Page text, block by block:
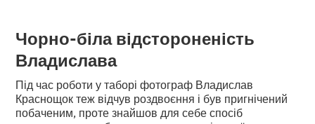
Чорно-біла відстороненість
Владислава
Під час роботи у таборі фотограф Владислав
Краснощок теж відчув роздвоєння і був пригнічений
побаченим, проте знайшов для себе спосіб